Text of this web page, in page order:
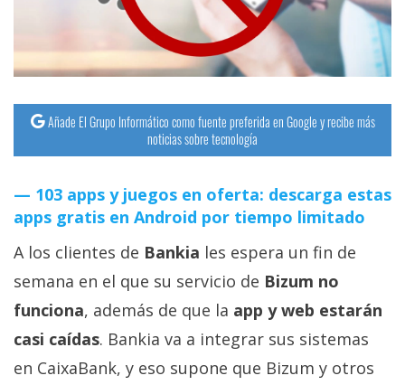
Operadores
Trucos
y
Tutoriales
Sistemas
operativos
Profesional
+
Añade El Grupo Informático como fuente preferida en Google y recibe más
noticias sobre tecnología
103 apps y juegos en oferta: descarga estas
apps gratis en Android por tiempo limitado
A los clientes de Bankia les espera un fin de
semana en el que su servicio de Bizum no
funciona, además de que la app y web estarán
casi caídas. Bankia va a integrar sus sistemas
en CaixaBank, y eso supone que Bizum y otros